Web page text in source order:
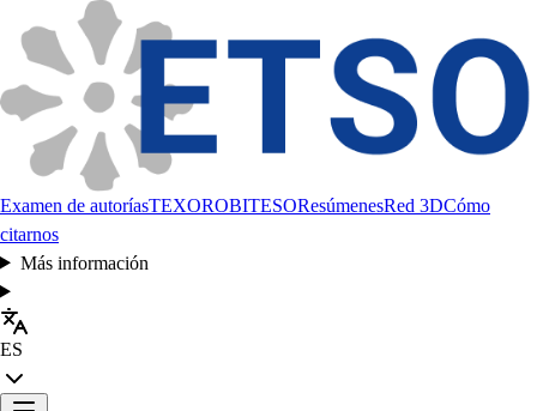
Examen de autoríasTEXOROBITESOResúmenesRed 3DCómo
citarnos
Más información
ES